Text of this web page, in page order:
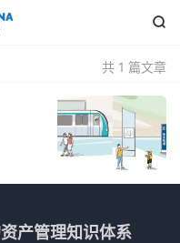

共 1 篇文章
产管理知识体系